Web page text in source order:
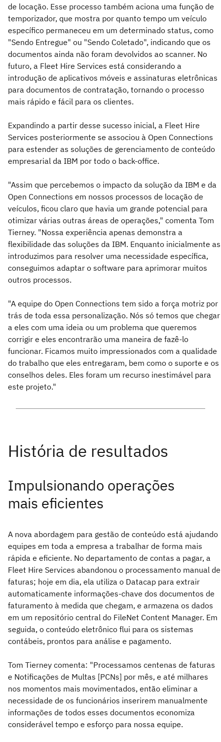
de locação. Esse processo também aciona uma função de
temporizador, que mostra por quanto tempo um veículo
específico permaneceu em um determinado status, como
"Sendo Entregue" ou "Sendo Coletado", indicando que os
documentos ainda não foram devolvidos ao scanner. No
futuro, a Fleet Hire Services está considerando a
introdução de aplicativos móveis e assinaturas eletrônicas
para documentos de contratação, tornando o processo
mais rápido e fácil para os clientes.
Expandindo a partir desse sucesso inicial, a Fleet Hire
Services posteriormente se associou à Open Connections
para estender as soluções de gerenciamento de conteúdo
empresarial da IBM por todo o back-office.
"Assim que percebemos o impacto da solução da IBM e da
Open Connections em nossos processos de locação de
veículos, ficou claro que havia um grande potencial para
otimizar várias outras áreas de operações," comenta Tom
Tierney. "Nossa experiência apenas demonstra a
flexibilidade das soluções da IBM. Enquanto inicialmente as
introduzimos para resolver uma necessidade específica,
conseguimos adaptar o software para aprimorar muitos
outros processos.
"A equipe do Open Connections tem sido a força motriz por
trás de toda essa personalização. Nós só temos que chegar
a eles com uma ideia ou um problema que queremos
corrigir e eles encontrarão uma maneira de fazê-lo
funcionar. Ficamos muito impressionados com a qualidade
do trabalho que eles entregaram, bem como o suporte e os
conselhos deles. Eles foram um recurso inestimável para
este projeto."
Impulsionando operações
mais eficientes
A nova abordagem para gestão de conteúdo está ajudando
equipes em toda a empresa a trabalhar de forma mais
rápida e eficiente. No departamento de contas a pagar, a
Fleet Hire Services abandonou o processamento manual de
faturas; hoje em dia, ela utiliza o Datacap para extrair
automaticamente informações-chave dos documentos de
faturamento à medida que chegam, e armazena os dados
em um repositório central do FileNet Content Manager. Em
seguida, o conteúdo eletrônico flui para os sistemas
contábeis, prontos para análise e pagamento.
Tom Tierney comenta: "Processamos centenas de faturas
e Notificações de Multas [PCNs] por mês, e até milhares
nos momentos mais movimentados, então eliminar a
necessidade de os funcionários inserirem manualmente
informações de todos esses documentos economiza
considerável tempo e esforço para nossa equipe.